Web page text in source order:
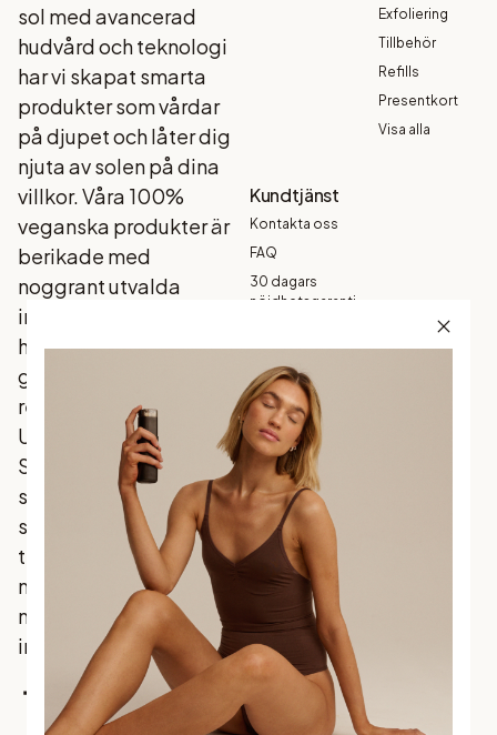
sol med avancerad
hudvård och teknologi
har vi skapat smarta
produkter som vårdar
på djupet och låter dig
njuta av solen på dina
villkor. Våra 100%
veganska produkter är
berikade med
noggrant utvalda
ingredienser som din
hud älskar, och som
ger ett naturligt
resultat - varje gång.
Upptäck
Skandinaviens mest
sålda brun utan sol
som förenar
traditionella favoriter
med
marknadsledande
innovation.
Facebook
Instagram
TikTok
Exfoliering
Tillbehör
Refills
Presentkort
Visa alla
Kundtjänst
Kontakta oss
FAQ
30 dagars
nöjdhetsgaranti
Betalning
Frakt och
leverans
Returer och
byten
Integritetspolicy